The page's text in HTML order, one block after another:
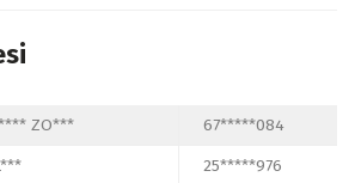
ZO***
67*****084
25*****976